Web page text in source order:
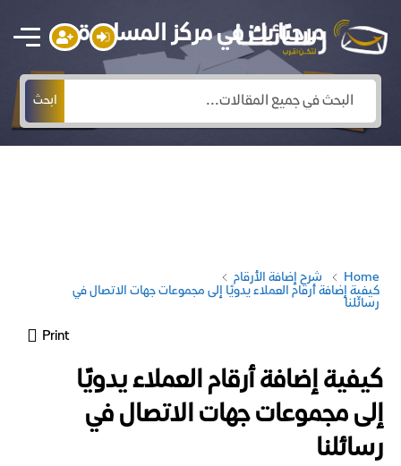
مرحبًا بك في مركز المساعدة
ابحث
Home
شرح إضافة الأرقام
كيفية إضافة أرقام العملاء يدويًا إلى مجموعات جهات الاتصال في
رسائلنا
Print
كيفية إضافة أرقام العملاء يدويًا
إلى مجموعات جهات الاتصال في
رسائلنا